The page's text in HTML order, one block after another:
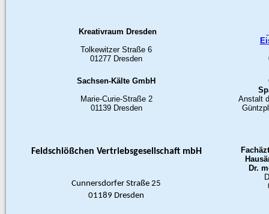
Kreativraum Dresden
Tolkewitzer Straße 6
01277 Dresden
Sachsen-Kälte GmbH
Marie-Curie-Straße 2
01139 Dresden
Anstalt
Feldschlößchen Vertriebsgesellschaft mbH
Cunnersdorfer Straße 25
01189 Dresden
Dr.